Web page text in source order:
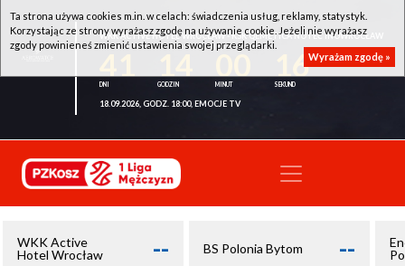
WKK ACTIVE HOTEL WROCŁAW - KSK QEMETICA NOTEĆ INOWROCŁAW
16
18.09.2026, GODZ. 18:00, EMOCJE TV
WKK Active
Hotel Wrocław
-- BS Polonia Bytom --
Ta strona używa cookies m.in. w celach: świadczenia usług, reklamy, statystyk.
Korzystając ze strony wyrażasz zgodę na używanie cookie. Jeżeli nie wyrażasz
zgody powinieneś zmienić ustawienia swojej przeglądarki.
Wyrażam zgodę »